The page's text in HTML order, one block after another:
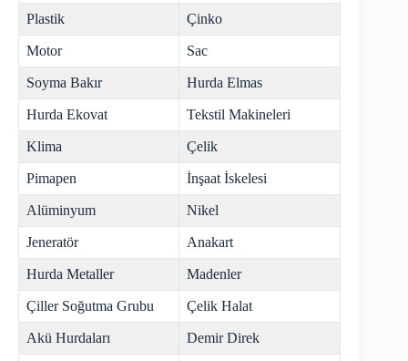
Plastik Çinko
Motor Sac
Soyma Bakır Hurda Elmas
Hurda Ekovat Tekstil Makineleri
Klima Çelik
Pimapen İnşaat İskelesi
Alüminyum Nikel
Jeneratör Anakart
Hurda Metaller Madenler
Çiller Soğutma Grubu Çelik Halat
Akü Hurdaları Demir Direk